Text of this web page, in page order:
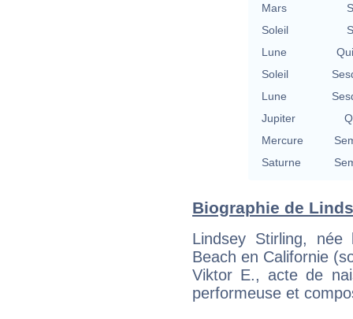
Mars
Soleil
Lune
Soleil
Lune
Jupiter
Mercure
Saturne
Biographie de
Lindsey Stirling,
Beach en Californie
Viktor E., acte de
performeuse et